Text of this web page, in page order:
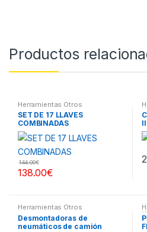
Productos
Herramientas Otros
SET DE 17 LLAVES
COMBINADAS
138.00€
144.00€
Herramientas Otros
Desmontadoras de
neumáticos de camión